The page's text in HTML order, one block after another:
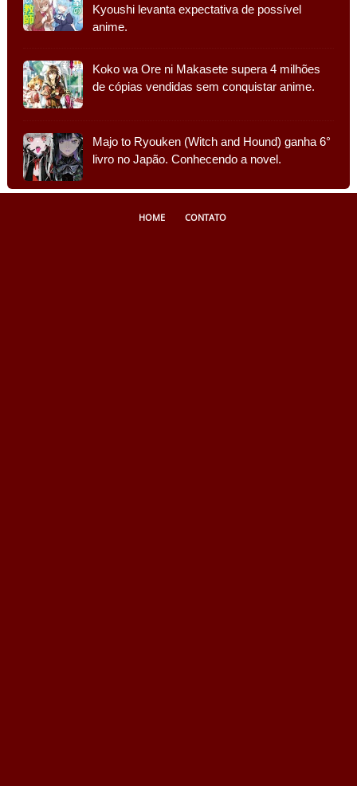
Kyoushi levanta expectativa de possível
anime.
Koko wa Ore ni Makasete supera 4 milhões
de cópias vendidas sem conquistar anime.
Majo to Ryouken (Witch and Hound) ganha 6°
livro no Japão. Conhecendo a novel.
HOME CONTATO